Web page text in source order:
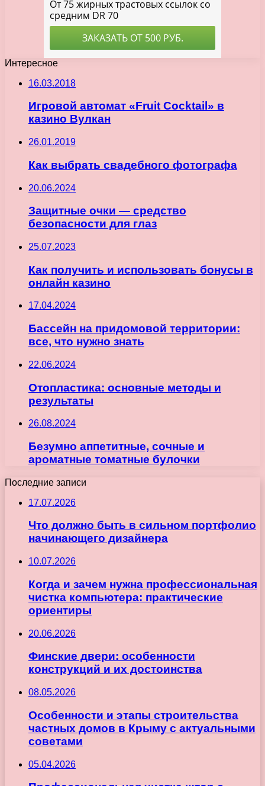
Интересное
16.03.2018
Игровой автомат «Fruit Cocktail» в
казино Вулкан
26.01.2019
Как выбрать свадебного фотографа
20.06.2024
Защитные очки — средство
безопасности для глаз
25.07.2023
Как получить и использовать бонусы в
онлайн казино
17.04.2024
Бассейн на придомовой территории:
все, что нужно знать
22.06.2024
Отопластика: основные методы и
результаты
26.08.2024
Безумно аппетитные, сочные и
ароматные томатные булочки
Последние записи
17.07.2026
Что должно быть в сильном портфолио
начинающего дизайнера
10.07.2026
Когда и зачем нужна профессиональная
чистка компьютера: практические
ориентиры
20.06.2026
Финские двери: особенности
конструкций и их достоинства
08.05.2026
Особенности и этапы строительства
частных домов в Крыму с актуальными
советами
05.04.2026